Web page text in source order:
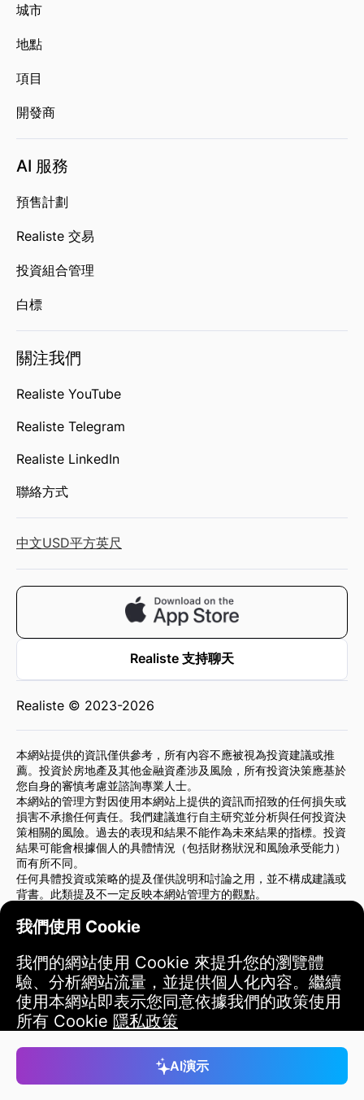
我們使用 Cookie
我們的網站使用 Cookie 來提升您的瀏覽體
驗、分析網站流量，並提供個人化內容。繼續
使用本網站即表示您同意依據我們的政策使用
所有 Cookie 隱私政策
AI演示
城市
地點
項目
開發商
AI 服務
預售計劃
Realiste 交易
投資組合管理
白標
關注我們
Realiste YouTube
Realiste Telegram
Realiste LinkedIn
聯絡方式
中文USD平方英尺
Realiste 支持聊天
Realiste © 2023-2026
本網站提供的資訊僅供參考，所有內容不應被視為投資建議或推
薦。投資於房地產及其他金融資產涉及風險，所有投資決策應基於
您自身的審慎考慮並諮詢專業人士。
本網站的管理方對因使用本網站上提供的資訊而招致的任何損失或
損害不承擔任何責任。我們建議進行自主研究並分析與任何投資決
策相關的風險。過去的表現和結果不能作為未來結果的指標。投資
結果可能會根據個人的具體情況（包括財務狀況和風險承受能力）
而有所不同。
任何具體投資或策略的提及僅供說明和討論之用，並不構成建議或
背書。此類提及不一定反映本網站管理方的觀點。
問。您對自己的投資行為和相關風險承擔全部責任。
而導致的任何直接或間接損失或損害不承擔責任。
請在做出投資決策時謹慎行事。
使用條款